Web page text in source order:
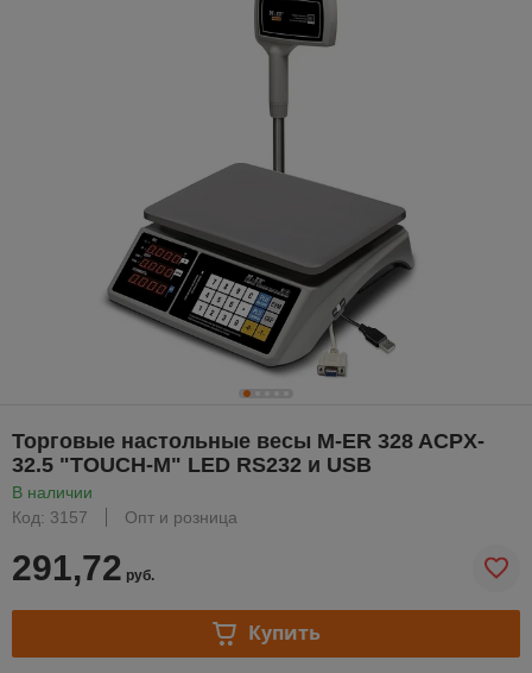
Торговые настольные весы M-ER 328 ACPX-
32.5 "TOUCH-M" LED RS232 и USB
В наличии
Код: 3157
Опт и розница
291,72 руб.
Купить